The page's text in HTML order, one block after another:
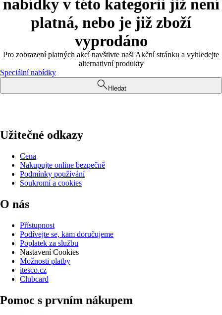
nabídky v této kategorii již není
platná, nebo je již zboží
vyprodáno
Pro zobrazení platných akcí navštivte naši Akční stránku a vyhledejte
alternativní produkty
Speciální nabídky
Hledat
Užitečné odkazy
Cena
Nakupujte online bezpečně
Podmínky používání
Soukromí a cookies
O nás
Přístupnost
Podívejte se, kam doručujeme
Poplatek za službu
Nastavení Cookies
Možnosti platby
itesco.cz
Clubcard
Pomoc s prvním nákupem